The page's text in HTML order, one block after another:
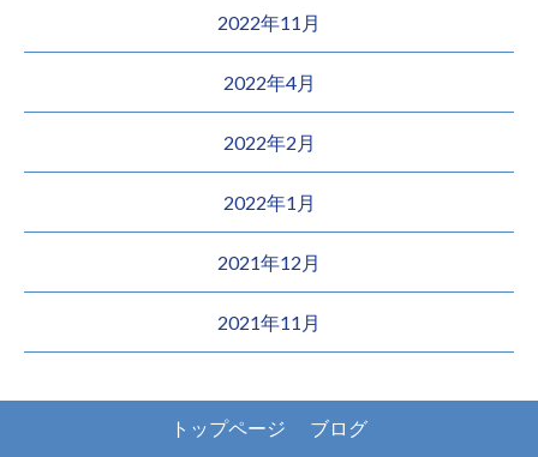
2022年11月
2022年4月
2022年2月
2022年1月
2021年12月
2021年11月
トップページ ブログ